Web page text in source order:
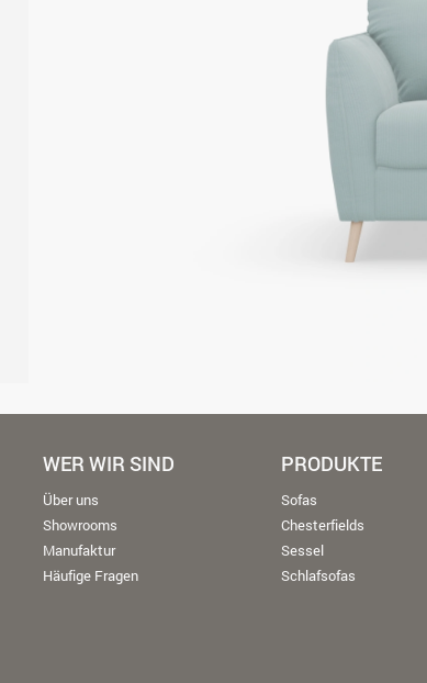
WER WIR SIND
Über uns
Showrooms
Manufaktur
Häufige Fragen
PRODUKTE
Sofas
Chesterfields
Sessel
Schlafsofas